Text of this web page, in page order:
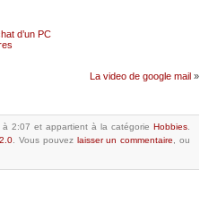
d’un PC
La video de google mail »
à 2:07 et appartient à la catégorie Hobbies
.Vous pouvez laisser un commentaire
, ou